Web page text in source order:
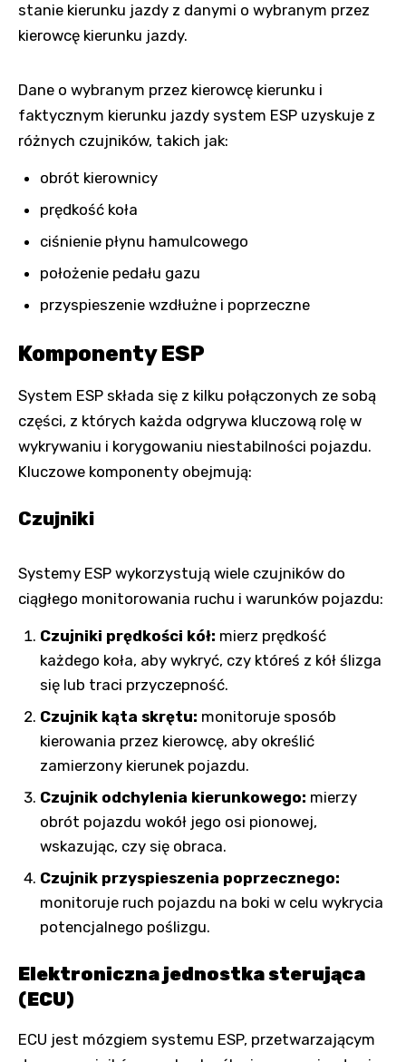
stanie kierunku jazdy z danymi o wybranym przez
kierowcę kierunku jazdy.
Dane o wybranym przez kierowcę kierunku i
faktycznym kierunku jazdy system ESP uzyskuje z
różnych czujników, takich jak:
obrót kierownicy
prędkość koła
ciśnienie płynu hamulcowego
położenie pedału gazu
przyspieszenie wzdłużne i poprzeczne
Komponenty ESP
System ESP składa się z kilku połączonych ze sobą
części, z których każda odgrywa kluczową rolę w
wykrywaniu i korygowaniu niestabilności pojazdu.
Kluczowe komponenty obejmują:
Czujniki
Systemy ESP wykorzystują wiele czujników do
ciągłego monitorowania ruchu i warunków pojazdu:
Czujniki prędkości kół: mierz prędkość
każdego koła, aby wykryć, czy któreś z kół ślizga
się lub traci przyczepność.
Czujnik kąta skrętu: monitoruje sposób
kierowania przez kierowcę, aby określić
zamierzony kierunek pojazdu.
Czujnik odchylenia kierunkowego: mierzy
obrót pojazdu wokół jego osi pionowej,
wskazując, czy się obraca.
Czujnik przyspieszenia poprzecznego:
monitoruje ruch pojazdu na boki w celu wykrycia
potencjalnego poślizgu.
Elektroniczna jednostka sterująca
(ECU)
ECU jest mózgiem systemu ESP, przetwarzającym